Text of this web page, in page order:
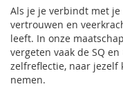
Als je je verbindt met
vertrouwen en
leeft. In onze
vergeten vaak de SQ
zelfreflectie, naar
nemen.